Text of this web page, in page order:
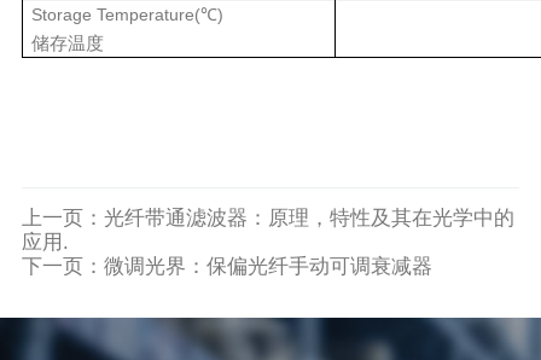
Storage Temperature(℃)
储存温度
上一页： 光纤带通滤波器：原理，特性及其在光学中的
应用.
下一页： 微调光界：保偏光纤手动可调衰减器